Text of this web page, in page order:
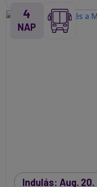
4
NAP
Indulás: Aug. 20.